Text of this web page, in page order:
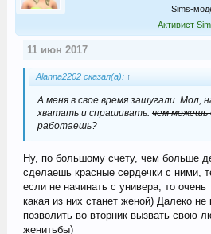
Sims-
Активист
11 июн 2017
Alanna2202 сказал(а): ↑
А меня в свое время зашугали. Мол,
хватать и спрашивать: чем можешь
работаешь?
Ну, по большому счету, чем больше
сделаешь красные сердечки с ними,
если не начинать с универа, то
какая из них станет женой) Далеко
позволить во вторник вызвать свою
женитьбы)